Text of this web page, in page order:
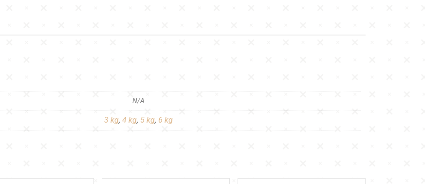
N/A
3 kg, 4 kg, 5 kg, 6 kg